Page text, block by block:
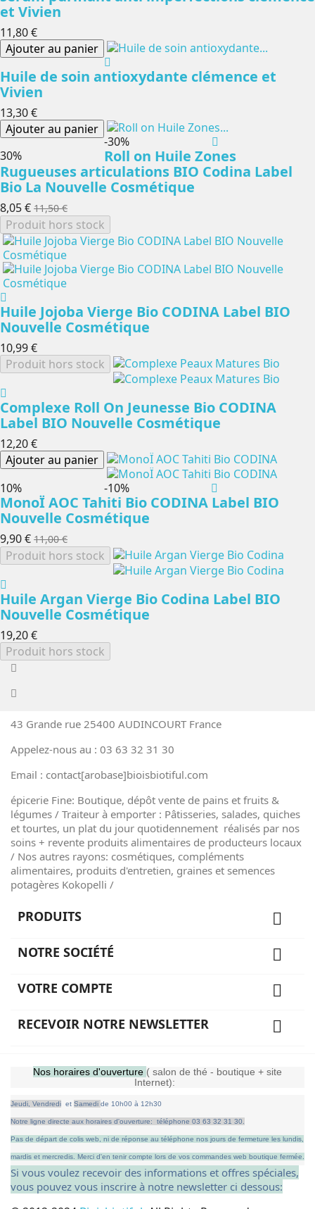
et Vivien
11,80 €
Ajouter au panier
Huile de soin antioxydante clémence et
Vivien
13,30 €
Ajouter au panier
-30%
Roll on Huile Zones
Rugueuses articulations BIO Codina Label
Bio La Nouvelle Cosmétique
8,05 € 11,50 €
Produit hors stock
Huile Jojoba Vierge Bio CODINA Label BIO
Nouvelle Cosmétique
10,99 €
Produit hors stock
Complexe Roll On Jeunesse Bio CODINA
Label BIO Nouvelle Cosmétique
12,20 €
Ajouter au panier
-10%
MonoÏ AOC Tahiti Bio CODINA Label BIO
Nouvelle Cosmétique
9,90 € 11,00 €
Produit hors stock
Huile Argan Vierge Bio Codina Label BIO
Nouvelle Cosmétique
19,20 €
Produit hors stock
43 Grande rue 25400 AUDINCOURT France
Appelez-nous au : 03 63 32 31 30
Email : contact[arobase]bioisbiotiful.com
épicerie Fine: Boutique, dépôt vente de pains et fruits &
légumes / Traiteur à emporter : Pâtisseries, salades, quiches
et tourtes, un plat du jour quotidennement réalisés par nos
soins + revente produits alimentaires de producteurs locaux
/ Nos autres rayons: cosmétiques, compléments
alimentaires, produits d'entretien, graines et semences
potagères Kokopelli /
PRODUITS 
NOTRE SOCIÉTÉ 
VOTRE COMPTE 
RECEVOIR NOTRE NEWSLETTER 
Nos horaires d'ouverture ( salon de thé - boutique + site
Internet):
Jeudi, Vendredi et Samedi de 10h00 à 12h30
Notre ligne directe aux horaires d'ouverture: téléphone 03 63 32 31 30.
Pas de départ de colis web, ni de réponse au téléphone nos jours de fermeture les lundis,
mardis et mercredis. Merci d'en tenir compte lors de vos commandes web boutique fermée.
Si vous voulez recevoir des informations et offres spéciales,
vous pouvez vous inscrire à notre newsletter ci dessous: